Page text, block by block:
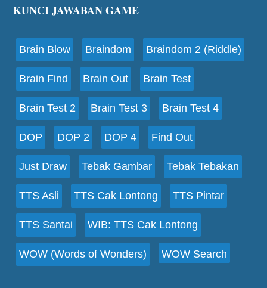
Footer
KUNCI JAWABAN GAME
Brain Blow Braindom Braindom 2 (Riddle)
Brain Find Brain Out Brain Test
Brain Test 2 Brain Test 3 Brain Test 4
DOP DOP 2 DOP 4 Find Out
Just Draw Tebak Gambar Tebak Tebakan
TTS Asli TTS Cak Lontong TTS Pintar
TTS Santai WIB: TTS Cak Lontong
WOW (Words of Wonders) WOW Search